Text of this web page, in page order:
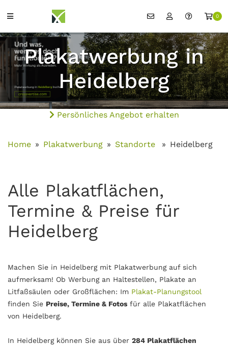
0
Plakatwerbung in
Heidelberg
Persönliches Angebot erhalten
Home Plakatwerbung Standorte Heidelberg
Alle Plakatflächen,
Termine & Preise für
Heidelberg
Machen Sie in Heidelberg mit Plakatwerbung auf sich
aufmerksam! Ob Werbung an Haltestellen, Plakate an
Litfaßsäulen oder Großflächen: Im Plakat-Planungstool
finden Sie Preise, Termine & Fotos für alle Plakatflächen
von Heidelberg.
In Heidelberg können Sie aus über 284 Plakatflächen